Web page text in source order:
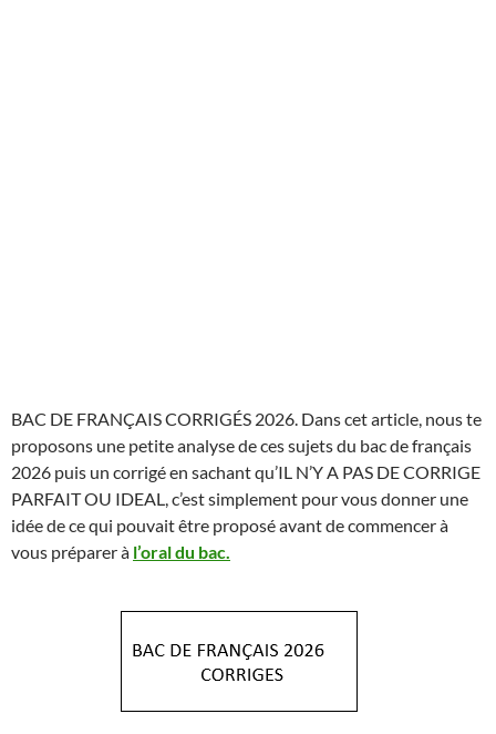
BAC DE FRANÇAIS CORRIGÉS 2026. Dans cet article, nous te
proposons une petite analyse de ces sujets du bac de français
2026 puis un corrigé en sachant qu’IL N’Y A PAS DE CORRIGE
PARFAIT OU IDEAL, c’est simplement pour vous donner une
idée de ce qui pouvait être proposé avant de commencer à
vous préparer à l’oral du bac.